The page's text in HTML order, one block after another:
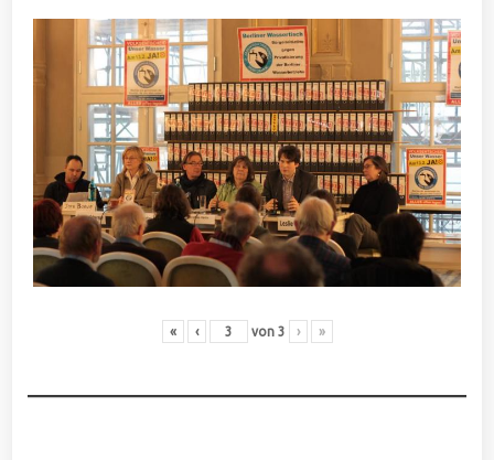
« ‹ von 3 › »